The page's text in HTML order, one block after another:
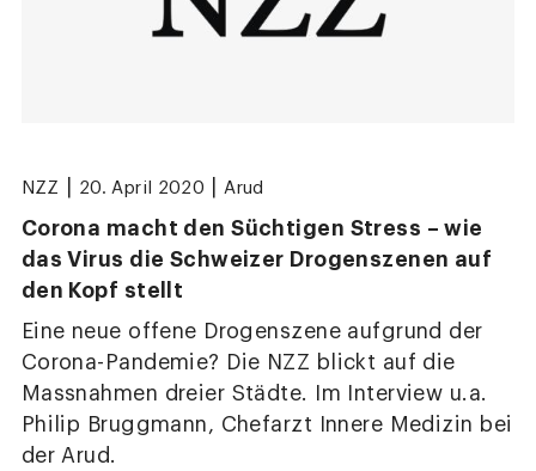
NZZ 20. April 2020 Arud
Corona macht den Süchtigen Stress – wie
das Virus die Schweizer Drogenszenen auf
den Kopf stellt
Eine neue offene Drogenszene aufgrund der
Corona-Pandemie? Die NZZ blickt auf die
Massnahmen dreier Städte. Im Interview u.a.
Philip Bruggmann, Chefarzt Innere Medizin bei
der Arud.